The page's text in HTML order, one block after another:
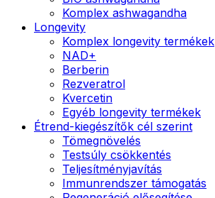
Komplex ashwagandha
Longevity
Komplex longevity termékek
NAD+
Berberin
Rezveratrol
Kvercetin
Egyéb longevity termékek
Étrend-kiegészítők cél szerint
Tömegnövelés
Testsúly csökkentés
Teljesítményjavítás
Immunrendszer támogatás